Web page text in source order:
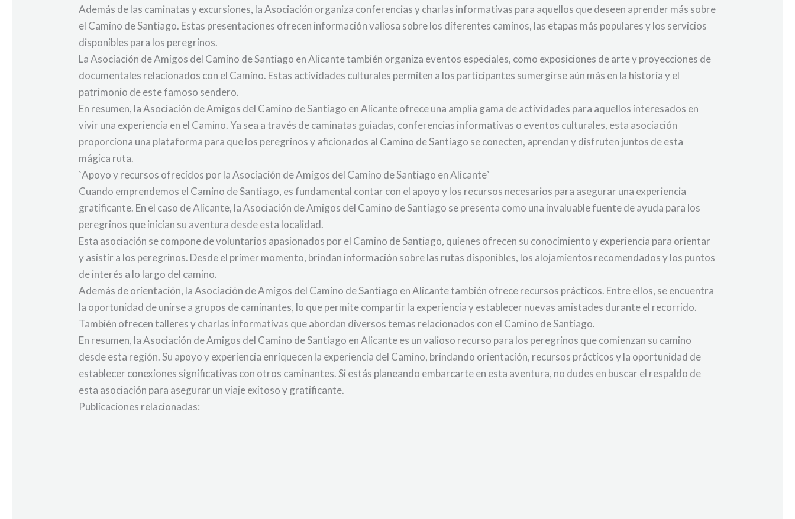
Además de las caminatas y excursiones, la Asociación organiza conferencias y charlas informativas para aquellos que deseen aprender más sobre
el Camino de Santiago. Estas presentaciones ofrecen información valiosa sobre los diferentes caminos, las etapas más populares y los servicios
disponibles para los peregrinos.
La Asociación de Amigos del Camino de Santiago en Alicante también organiza eventos especiales, como exposiciones de arte y proyecciones de
documentales relacionados con el Camino. Estas actividades culturales permiten a los participantes sumergirse aún más en la historia y el
patrimonio de este famoso sendero.
En resumen, la Asociación de Amigos del Camino de Santiago en Alicante ofrece una amplia gama de actividades para aquellos interesados en
vivir una experiencia en el Camino. Ya sea a través de caminatas guiadas, conferencias informativas o eventos culturales, esta asociación
proporciona una plataforma para que los peregrinos y aficionados al Camino de Santiago se conecten, aprendan y disfruten juntos de esta
mágica ruta.
`Apoyo y recursos ofrecidos por la Asociación de Amigos del Camino de Santiago en Alicante`
Cuando emprendemos el Camino de Santiago, es fundamental contar con el apoyo y los recursos necesarios para asegurar una experiencia
gratificante. En el caso de Alicante, la Asociación de Amigos del Camino de Santiago se presenta como una invaluable fuente de ayuda para los
peregrinos que inician su aventura desde esta localidad.
Esta asociación se compone de voluntarios apasionados por el Camino de Santiago, quienes ofrecen su conocimiento y experiencia para orientar
y asistir a los peregrinos. Desde el primer momento, brindan información sobre las rutas disponibles, los alojamientos recomendados y los puntos
de interés a lo largo del camino.
Además de orientación, la Asociación de Amigos del Camino de Santiago en Alicante también ofrece recursos prácticos. Entre ellos, se encuentra
la oportunidad de unirse a grupos de caminantes, lo que permite compartir la experiencia y establecer nuevas amistades durante el recorrido.
También ofrecen talleres y charlas informativas que abordan diversos temas relacionados con el Camino de Santiago.
En resumen, la Asociación de Amigos del Camino de Santiago en Alicante es un valioso recurso para los peregrinos que comienzan su camino
desde esta región. Su apoyo y experiencia enriquecen la experiencia del Camino, brindando orientación, recursos prácticos y la oportunidad de
establecer conexiones significativas con otros caminantes. Si estás planeando embarcarte en esta aventura, no dudes en buscar el respaldo de
esta asociación para asegurar un viaje exitoso y gratificante.
Publicaciones relacionadas: